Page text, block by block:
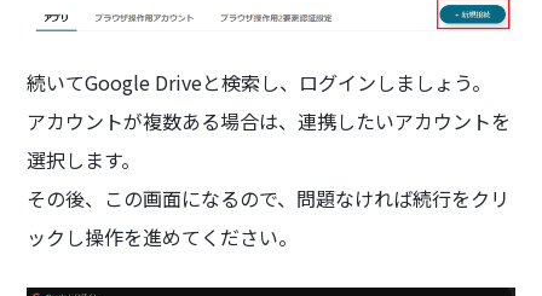
続いてGoogle Driveと検索し、ログインしましょう。
アカウントが複数ある場合は、連携したいアカウントを
選択します。
その後、この画面になるので、問題なければ続行をクリ
ックし操作を進めてください。